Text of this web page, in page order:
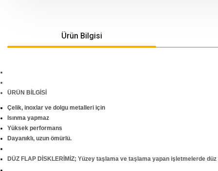
Ürün Bilgisi
ÜRÜN BİLGİSİ
Çelik, inoxlar ve dolgu metalleri için
Isınma yapmaz
Yüksek performans
Dayanıklı, uzun ömürlü.
DÜZ FLAP DİSKLERİMİZ; Yüzey taşlama ve taşlama yapan işletmelerde düz